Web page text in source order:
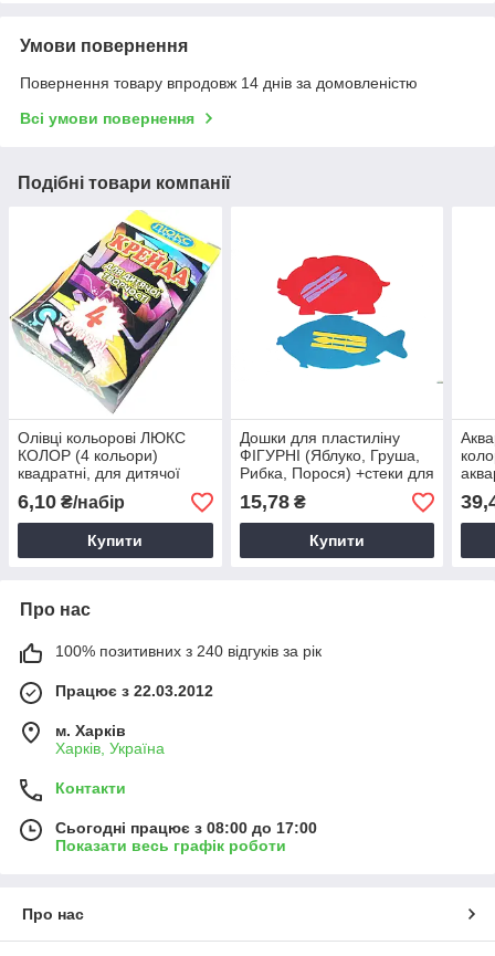
Умови повернення
Повернення товару впродовж 14 днів за домовленістю
Всі умови повернення
Подібні товари компанії
Олівці кольорові ЛЮКС
КОЛОР (4 кольори)
квадратні, для дитячої
творчості
6,10 ₴/набір
Купити
Дошки для пластиліну
ФІГУРНІ (Яблуко, Груша,
Рибка, Порося) +стеки для
дитячої творчості
15,78₴
Купити
Про нас
100% позитивних з 240 відгуків за рік
Працює з 22.03.2012
м. Харків
Харків, Україна
Контакти
Сьогодні працює з 08:00 до 17:00
Показати весь графік роботи
Про нас